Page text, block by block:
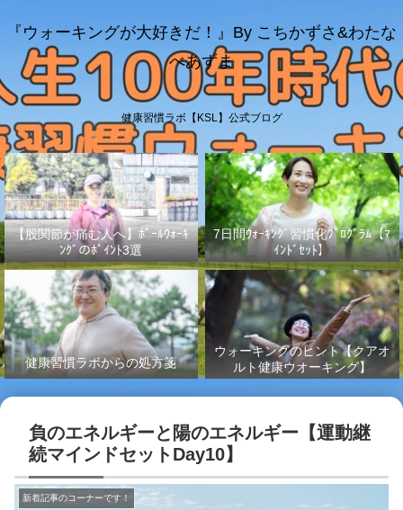
『ウォーキングが大好きだ！』By こちかずさ&わたな
べあずま
健康習慣ラボ【KSL】公式ブログ
【股関節が痛む人へ】ﾎﾟｰﾙｳｫｰｷ
ﾝｸﾞのﾎﾟｲﾝﾄ3選
7日間ｳｫｰｷﾝｸﾞ習慣化ﾌﾟﾛｸﾞﾗﾑ【ﾏ
ｲﾝﾄﾞｾｯﾄ】
健康習慣ラボからの処方箋
ウォーキングのヒント【クアオ
ルト健康ウオーキング】
No.003
負のエネルギーと陽のエネルギー【運動継
続マインドセットDay10】
新着記事のコーナーです！